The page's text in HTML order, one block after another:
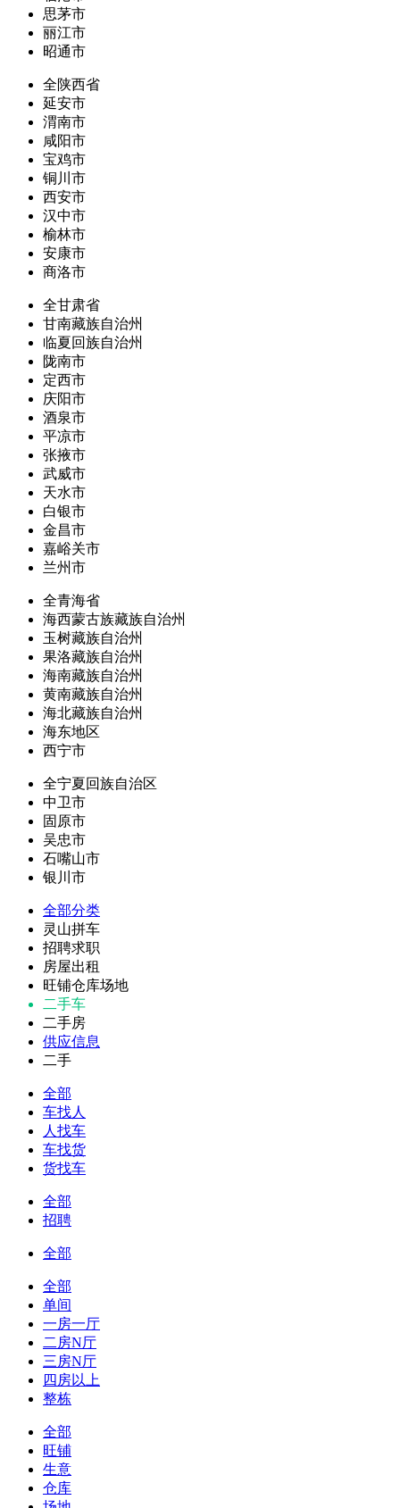
思茅市
丽江市
昭通市
全陕西省
延安市
渭南市
咸阳市
宝鸡市
铜川市
西安市
汉中市
榆林市
安康市
商洛市
全甘肃省
甘南藏族自治州
临夏回族自治州
陇南市
定西市
庆阳市
酒泉市
平凉市
张掖市
武威市
天水市
白银市
金昌市
嘉峪关市
兰州市
全青海省
海西蒙古族藏族自治州
玉树藏族自治州
果洛藏族自治州
海南藏族自治州
黄南藏族自治州
海北藏族自治州
海东地区
西宁市
全宁夏回族自治区
中卫市
固原市
吴忠市
石嘴山市
银川市
全部分类
灵山拼车
招聘求职
房屋出租
旺铺仓库场地
二手车
二手房
供应信息
二手
全部
车找人
人找车
车找货
货找车
全部
招聘
全部
全部
单间
一房一厅
二房N厅
三房N厅
四房以上
整栋
全部
旺铺
生意
仓库